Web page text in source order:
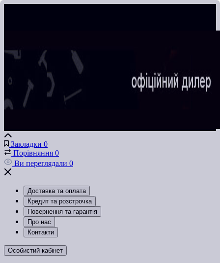
Закладки 0
Порівняння 0
Ви переглядали 0
Доставка та оплата
Кредит та розстрочка
Повернення та гарантія
Про нас
Контакти
Особистий кабінет